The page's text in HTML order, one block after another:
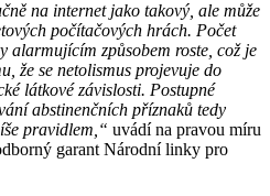
na internet jako takový, ale může
počítačových hrách. Počet
alarmujícím způsobem roste, což je
že se netolismus projevuje do
látkové závislosti. Postupné
abstinenčních příznaků tedy
pravidlem,“ uvádí na pravou míru
garant Národní linky pro